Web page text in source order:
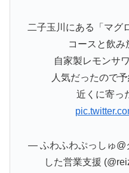
二子玉川にある「マグ
コースと飲み
自家製レモンサ
人気だったので
近くに寄っ
— ふわふわぷっしゅ@
した営業支援